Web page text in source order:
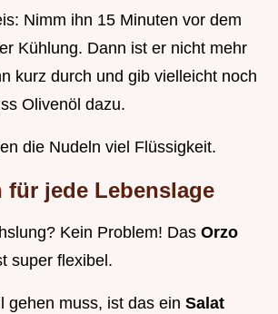
Nimm ihn 15 Minuten vor dem
Kühlung. Dann ist er nicht mehr
kurz durch und gib vielleicht noch
Olivenöl dazu.
die Nudeln viel Flüssigkeit.
für jede Lebenslage
Kein Problem! Das Orzo
super flexibel.
gehen muss, ist das ein Salat